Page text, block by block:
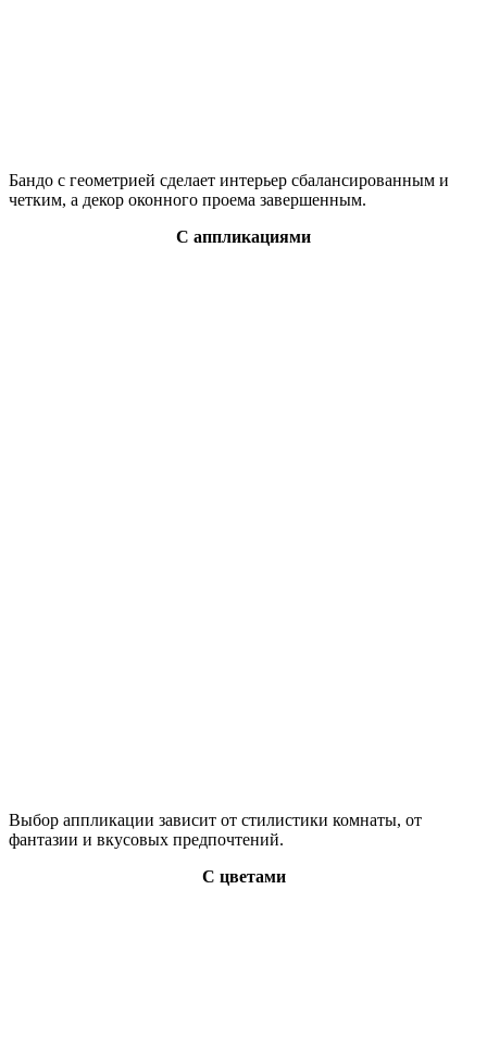
Бандо с геометрией сделает интерьер сбалансированным и
четким, а декор оконного проема завершенным.
С аппликациями
Выбор аппликации зависит от стилистики комнаты, от
фантазии и вкусовых предпочтений.
С цветами